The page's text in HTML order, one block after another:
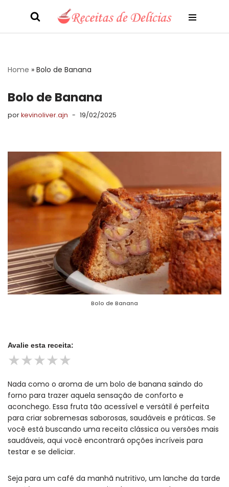
Home » Bolo de Banana
Bolo de Banana
porkevinoliver.ajn 19/02/2025
Bolo de Banana
Avalie esta receita:
★★★★★
Nada como o aroma de um bolo de banana saindo do
forno para trazer aquela sensação de conforto e
aconchego. Essa fruta tão acessível e versátil é perfeita
para criar sobremesas saborosas, saudáveis e práticas. Se
você está buscando uma receita clássica ou versões mais
saudáveis, aqui você encontrará opções incríveis para
testar e se deliciar.
Seja para um café da manhã nutritivo, um lanche da tarde